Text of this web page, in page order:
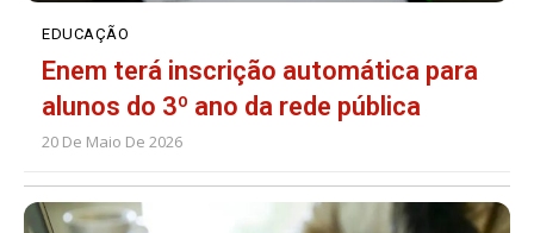
EDUCAÇÃO
Enem terá inscrição automática para
alunos do 3º ano da rede pública
20 De Maio De 2026